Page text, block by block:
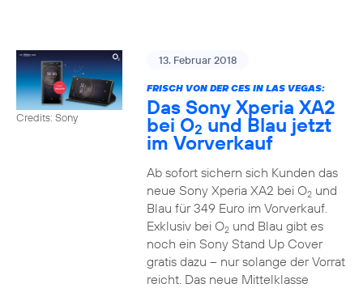
Credits: Sony
13. Februar 2018
FRISCH VON DER CES IN LAS VEGAS:
Das Sony Xperia XA2
bei O2 und Blau jetzt
im Vorverkauf
Ab sofort sichern sich Kunden das
neue Sony Xperia XA2 bei O2und
Blau für 349 Euro im Vorverkauf.
Exklusiv bei O2und Blau gibt es
noch ein Sony Stand Up Cover
gratis dazu – nur solange der Vorrat
reicht. Das neue Mittelklasse